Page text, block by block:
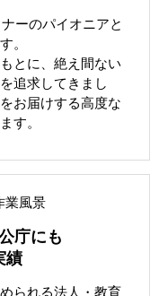
ーのパイオニアと
。
とに、絶え間ない
追求してきまし
お届けする高度な
す。
庁にも
績
られる法人・教育